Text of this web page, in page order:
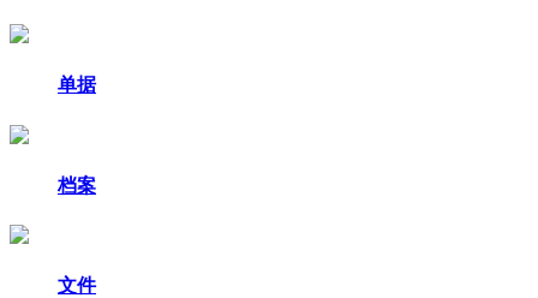
单据
档案
文件